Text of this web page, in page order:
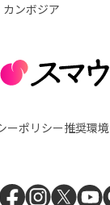
カンボジア
ーポリシー推奨環境